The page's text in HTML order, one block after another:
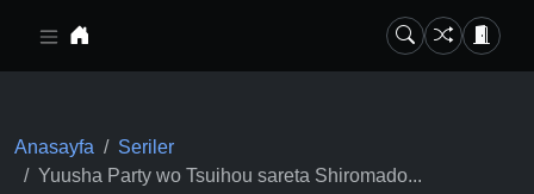
Anasayfa
Seriler
Yuusha Party wo Tsuihou sareta Shiromado...